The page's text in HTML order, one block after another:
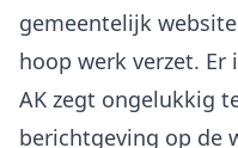
gemeentelijk
hoop werk verzet. Er
AK zegt ongelukkig
berichtgeving op de